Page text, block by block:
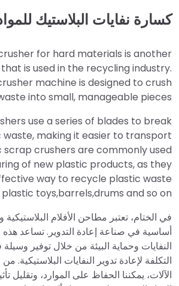
كسارة نفايات البلاستيك
for hard materials is another
is used in the recycling industry.
machine is designed to crush
into small, manageable pieces.
use a series of blades to break
making it easier to transport
scrap crushers are commonly used
of new plastic products, as they
way to recycle plastic waste
plastic toys,barrels,drums and so on.
في الختام، تعتبر مطاحن الأفلام
أساسية في صناعة إعادة التدوير. تساعد هذه
النفايات وحماية البيئة من خلال توفير
التكلفة لإعادة تدوير النفايات البلاستيكية.
الآلات، يمكننا الحفاظ على الموارد، وتقليل